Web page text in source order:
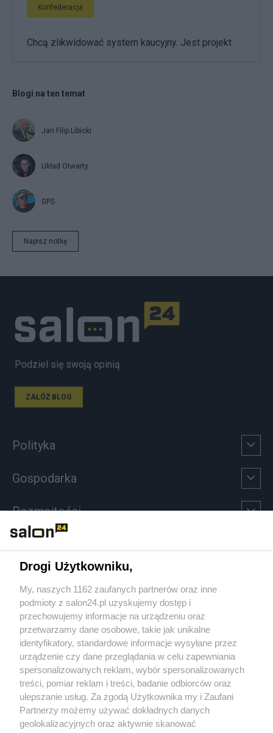
Konfederacja
Chcą zlikwidować system kaucyjny. Jest projekt
Blogi na ten temat
Jan Filip Libicki
Układ Otwarty
GPS
Napisz notkę
Podziel się swoją opinią
ZAŁÓŻ BLOG
Polityka
Gospodarka
Rozmaitości
Sport
Społeczeństwo
Kultura
X Facebook Instagram Youtube
Drogi Użytkowniku,
My, naszych 1162 zaufanych partnerów oraz inne
podmioty z salon24.pl uzyskujemy dostęp i
przechowujemy informacje na urządzeniu oraz
przetwarzamy dane osobowe, takie jak unikalne
identyfikatory, standardowe informacje wysyłane przez
urządzenie czy dane przeglądania w celu zapewniania
spersonalizowanych reklam, wybór spersonalizowanych
treści, pomiar reklam i treści, badanie odbiorców oraz
ulepszanie usług. Za zgodą Użytkownika my i Zaufani
Partnerzy możemy używać dokładnych danych
geolokalizacyjnych oraz aktywnie skanować